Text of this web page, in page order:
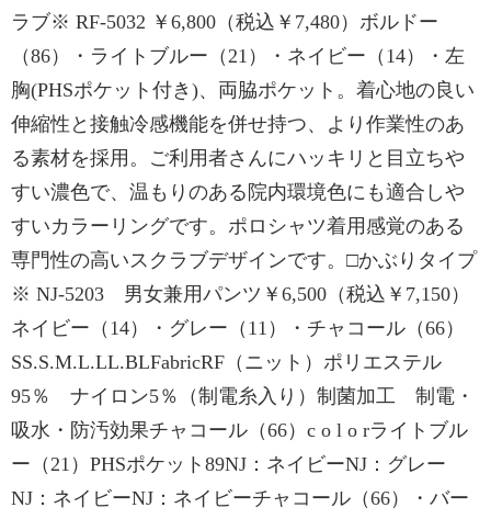
ラブ※ RF-5032 ￥6,800（税込￥7,480）ボルドー
（86）・ライトブルー（21）・ネイビー（14）・左
胸(PHSポケット付き)、両脇ポケット。着心地の良い
伸縮性と接触冷感機能を併せ持つ、より作業性のあ
る素材を採用。ご利用者さんにハッキリと目立ちや
すい濃色で、温もりのある院内環境色にも適合しや
すいカラーリングです。ポロシャツ着用感覚のある
専門性の高いスクラブデザインです。□かぶりタイプ
※ NJ-5203 男女兼用パンツ￥6,500（税込￥7,150）
ネイビー（14）・グレー（11）・チャコール（66）
SS.S.M.L.LL.BLFabricRF（ニット）ポリエステル
95％ ナイロン5％（制電糸入り）制菌加工 制電・
吸水・防汚効果チャコール（66）c o l o rライトブル
ー（21）PHSポケット89NJ：ネイビーNJ：グレー
NJ：ネイビーNJ：ネイビーチャコール（66）・バー